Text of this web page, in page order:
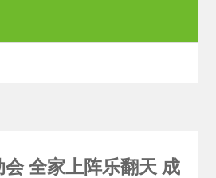
全家上阵乐翻天 成